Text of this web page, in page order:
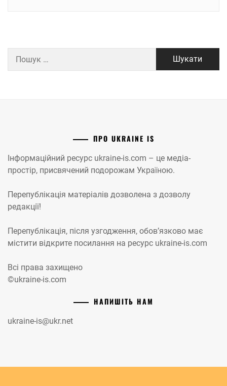
ПРО UKRAINE IS
Інформаційний ресурс ukraine-is.com – це медіа-
простір, присвячений подорожам Україною.
Перепублікація матеріалів дозволена з дозволу
редакції!
Перепублікація, після узгодження, обов’язково має
містити відкрите посилання на ресурс ukraine-is.com
Всі права захищено
©ukraine-is.com
НАПИШІТЬ НАМ
ukraine-is@ukr.net